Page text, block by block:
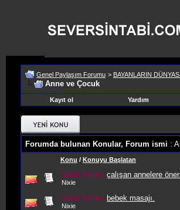
Genel Paylaşım Forumu > BAYANLARIN DÜNYASI
Anne ve Çocuk
Kayıt ol Yardım
Forumda bulunan Konular, Forum ismi :
Konu / Konuyu Başlatan
Sabit Konu: çalışan annelere
Nixie
Sabit Konu: bebek masajı.
Nixie